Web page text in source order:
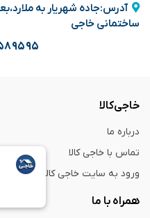
آدرس:جاده شهریار به
ساختمانی خاجی
خاجی‌کالا
درباره ما
تماس با خاجی کالا
ورود به سایت خاجی‌ کالا
همراه با ما